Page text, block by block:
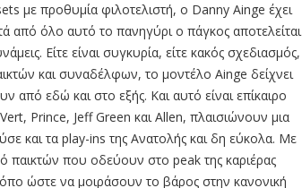
με προθυμία φιλοτελιστή, ο Danny Ainge έχει
από όλο αυτό το πανηγύρι ο πάγκος αποτελείται
Είτε είναι συγκυρία, είτε κακός σχεδιασμός,
και συναδέλφων, το μοντέλο Ainge δείχνει
από εδώ και στο εξής. Και αυτό είναι επίκαιρο
Prince, Jeff Green και Allen, πλαισιώνουν μια
και τα play-ins της Ανατολής και δη εύκολα. Με
παικτών που οδεύουν στο peak της καριέρας
ώστε να μοιράσουν το βάρος στην κανονική